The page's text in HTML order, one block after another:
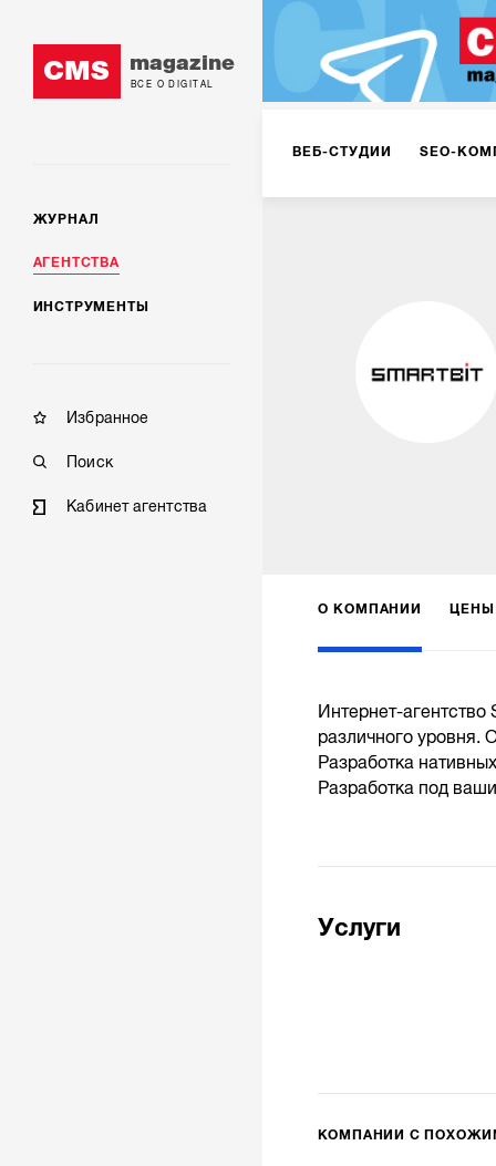
CMS magazine
ВСЕ О DIGITAL
ЖУРНАЛ
АГЕНТСТВА
ИНСТРУМЕНТЫ
Избранное
Поиск
Кабинет агентства
ВЕБ-СТУДИИ SEO-
О КОМПАНИИ ЦЕНЫ
Интернет-
различного уровня.
Разработка
Разработка под
Услуги
КОМПАНИИ С